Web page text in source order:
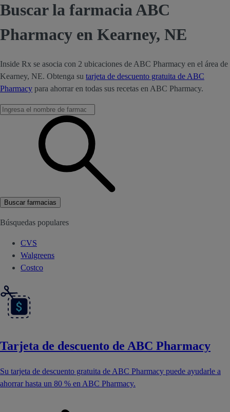
Buscar la farmacia ABC
Pharmacy en Kearney, NE
Inside Rx se asocia con 2 ubicaciones de ABC Pharmacy en el área de
Kearney, NE. Obtenga su tarjeta de descuento gratuita de ABC
Pharmacy para ahorrar en todas sus recetas en ABC Pharmacy.
Buscar farmacias
Búsquedas populares
CVS
Walgreens
Costco
Tarjeta de descuento de ABC Pharmacy
Su tarjeta de descuento gratuita de ABC Pharmacy puede ayudarle a
ahorrar hasta un 80 % en ABC Pharmacy.